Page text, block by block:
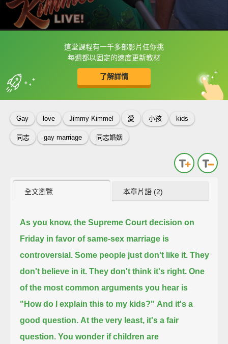
這堂課程有一千多部影片任你挑
每週都以固定的速度更新教材
了解詳情
框選或點兩下字幕可以直接查字典喔！
收錄佳句 中
英
Gay love Jimmy Kimmel 愛 小孩 kids
同志 gay marriage 同志婚姻
全文瀏覽 本章片語 (2)
As you know, the Supreme Court decision on
Friday in favor of same-sex marriage is
controversial. Some people just don't like it. They
don't believe in it. They don't think it's right. One
of the most common arguments you hear is
"How do I explain this to my kids?" And it's a
good question. At the very least, it's a fair
question. You wonder if children are